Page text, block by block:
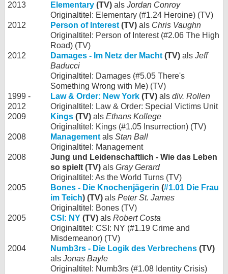
2013
Elementary (TV) als Jordan Conroy
Originaltitel: Elementary (#1.24 Heroine) (TV)
2012
Person of Interest (TV) als Chris Vaughn
Originaltitel: Person of Interest (#2.06 The High
Road) (TV)
2012
Damages - Im Netz der Macht (TV) als Jeff
Baducci
Originaltitel: Damages (#5.05 There's
Something Wrong with Me) (TV)
1999 -
2012
Law & Order: New York (TV) als div. Rollen
Originaltitel: Law & Order: Special Victims Unit
2009
Kings (TV) als Ethans Kollege
Originaltitel: Kings (#1.05 Insurrection) (TV)
2008
Management als Stan Ball
Originaltitel: Management
2008
Jung und Leidenschaftlich - Wie das Leben
so spielt (TV) als Gray Gerard
Originaltitel: As the World Turns (TV)
2005
Bones - Die Knochenjägerin (#1.01 Die Frau
im Teich) (TV) als Peter St. James
Originaltitel: Bones (TV)
2005
CSI: NY (TV) als Robert Costa
Originaltitel: CSI: NY (#1.19 Crime and
Misdemeanor) (TV)
2004
Numb3rs - Die Logik des Verbrechens (TV)
als Jonas Bayle
Originaltitel: Numb3rs (#1.08 Identity Crisis)